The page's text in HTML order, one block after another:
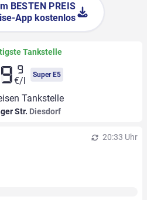
BESTEN PREIS
App kostenlos
Tankstelle
9
€/l
Super E5
Tankstelle
Str. Diesdorf
20:33 Uhr